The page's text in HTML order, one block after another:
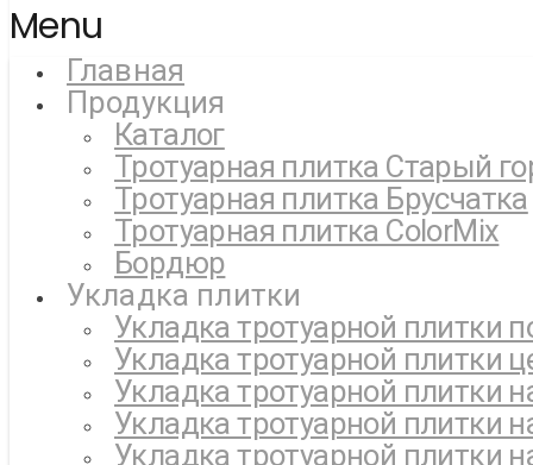
Menu
Главная
Продукция
Каталог
Тротуарная плитка Старый
Тротуарная плитка Брусчатка
Тротуарная плитка ColorMix
Бордюр
Укладка плитки
Укладка тротуарной плитки
Укладка тротуарной плитки
Укладка тротуарной плитки
Укладка тротуарной плитки
Укладка тротуарной плитки